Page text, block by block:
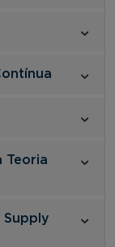
Teoria
Supply